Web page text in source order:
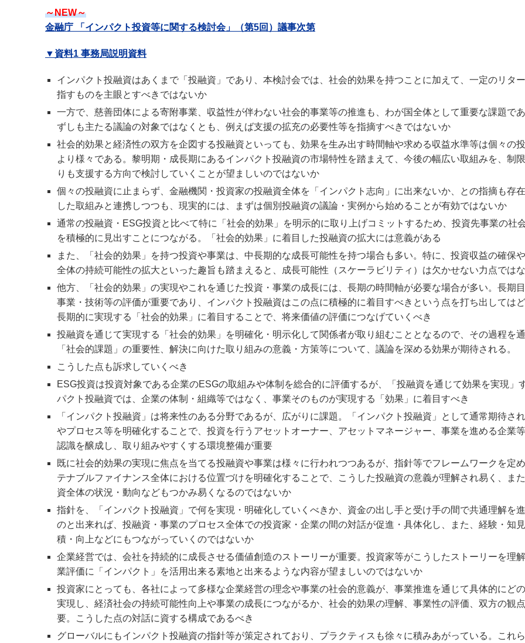
～NEW～
金融庁 「インパクト投資等に関する検討会」（第5回）議事次第
▼資料1 事務局説明資料
インパクト投融資はあくまで「投融資」であり、本検討会では、社会的効果を持つことに加えて、一定のリタ
指すものを主眼とすべきではないか
一方で、慈善団体による寄附事業、収益性が伴わない社会的事業等の推進も、わが国全体として重要な課題で
ずしも主たる議論の対象ではなくとも、例えば支援の拡充の必要性等を指摘すべきではないか
社会的効果と経済性の双方を企図する投融資といっても、効果を生み出す時間軸や求める収益水準等は個々の
より様々である。黎明期・成長期にあるインパクト投融資の市場特性を踏まえて、今後の幅広い取組みを、制
りも支援する方向で検討していくことが望ましいのではないか
個々の投融資に止まらず、金融機関・投資家の投融資全体を「インパクト志向」に出来ないか、との指摘も存
した取組みと連携しつつも、現実的には、まずは個別投融資の議論・実例から始めることが有効ではないか
通常の投融資・ESG投資と比べて特に「社会的効果」を明示的に取り上げコミットするため、投資先事業の社
を積極的に見出すことにつながる。「社会的効果」に着目した投融資の拡大には意義がある
また、「社会的効果」を持つ投資や事業は、中長期的な成長可能性を持つ場合も多い。特に、投資収益の確保
全体の持続可能性の拡大といった趣旨も踏まえると、成長可能性（スケーラビリティ）は欠かせない力点では
他方、「社会的効果」の実現やこれを通じた投資・事業の成長には、長期の時間軸が必要な場合が多い。長期
事業・技術等の評価が重要であり、インパクト投融資はこの点に積極的に着目すべきという点を打ち出してはど
長期的に実現する「社会的効果」に着目することで、将来価値の評価につなげていくべき
投融資を通じて実現する「社会的効果」を明確化・明示化して関係者が取り組むこととなるので、その過程を通
「社会的課題」の重要性、解決に向けた取り組みの意義・方策等について、議論を深める効果が期待される。
こうした点も訴求していくべき
ESG投資は投資対象である企業のESGの取組みや体制を総合的に評価するが、「投融資を通じて効果を実現」
パクト投融資では、企業の体制・組織等ではなく、事業そのものが実現する「効果」に着目すべき
「インパクト投融資」は将来性のある分野であるが、広がりに課題。「インパクト投融資」として通常期待さ
やプロセス等を明確化することで、投資を行うアセットオーナー、アセットマネージャー、事業を進める企業
認識を醸成し、取り組みやすくする環境整備が重要
既に社会的効果の実現に焦点を当てる投融資や事業は様々に行われつつあるが、指針等でフレームワークを定
テナブルファイナンス全体における位置づけを明確化することで、こうした投融資の意義が理解され易く、ま
資全体の状況・動向などもつかみ易くなるのではないか
指針を、「インパクト投融資」で何を実現・明確化していくべきか、資金の出し手と受け手の間で共通理解を
のと出来れば、投融資・事業のプロセス全体での投資家・企業の間の対話が促進・具体化し、また、経験・知
積・向上などにもつながっていくのではないか
企業経営では、会社を持続的に成長させる価値創造のストーリーが重要。投資家等がこうしたストーリーを理
業評価に「インパクト」を活用出来る素地と出来るような内容が望ましいのではないか
投資家にとっても、各社によって多様な企業経営の理念や事業の社会的意義が、事業推進を通じて具体的にど
実現し、経済社会の持続可能性向上や事業の成長につながるか、社会的効果の理解、事業性の評価、双方の観
要。こうした点の対話に資する構成であるべき
グローバルにもインパクト投融資の指針等が策定されており、プラクティスも徐々に積みあがっている。これ